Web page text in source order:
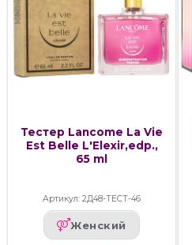
Тестер Lancome La Vie
Est Belle L'Elexir,edp.,
65 ml
Артикул: 2Д48-ТЕСТ-46
Женский